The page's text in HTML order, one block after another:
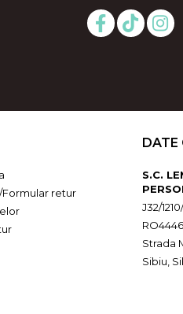
retur
DATE
S.C.
J32/
Strada
Sibiu,